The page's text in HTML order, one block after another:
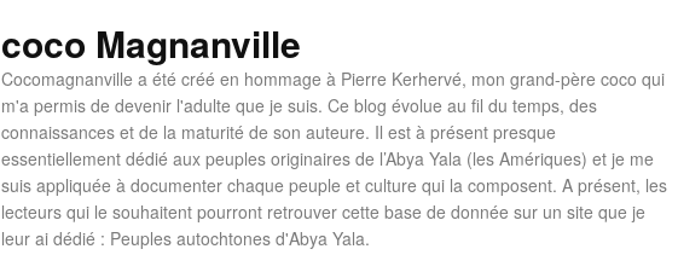
coco Magnanville
Cocomagnanville a été créé en hommage à Pierre Kerhervé, mon grand-père coco qui
m'a permis de devenir l'adulte que je suis. Ce blog évolue au fil du temps, des
connaissances et de la maturité de son auteure. Il est à présent presque
essentiellement dédié aux peuples originaires de l’Abya Yala (les Amériques) et je me
suis appliquée à documenter chaque peuple et culture qui la composent. A présent, les
lecteurs qui le souhaitent pourront retrouver cette base de donnée sur un site que je
leur ai dédié : Peuples autochtones d'Abya Yala.